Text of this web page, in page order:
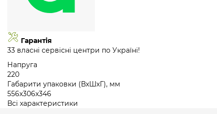
Гарантія
33 власні сервісні центри по Україні!
Напруга
220
Габарити упаковки (ВхШхГ), мм
556x306x346
Всі характеристики